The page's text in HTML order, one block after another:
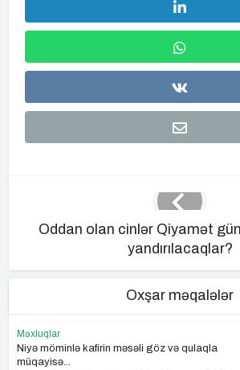
Oddan olan cinlər Qiyamət
yandırılacaqlar?
Oxşar məqalələr
Məxluqlar
Niyə möminlə kafirin məsəli göz və qulaqla
müqayisə...